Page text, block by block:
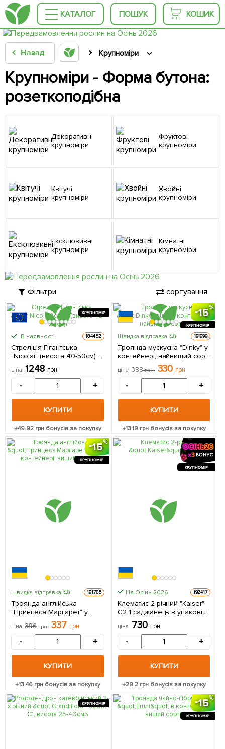
КАТАЛОГ ПОШУК КОШИК
Назад Крупноміри
Крупноміри - Форма бутона:
розеткоподібна
Декоративні
крупноміри
Фруктові
крупноміри
Квітучі
крупноміри
Хвойні
крупноміри
Ексклюзивні
крупноміри
Кімнатні
крупноміри
Фільтри сортування
КРУПНОМІР
В наявності. 184452
Стреліція Гігантська
"Nicolai" (висота 40-50см) 1
саджанець в упаковці
(кімнатний)
ціна 1248 грн
- +
КУПИТИ
+49.92грн бонусів за покупку
15
КРУПНОМІР
Швидка відправка 191999
Троянда мускусна "Dinky" у
контейнері, найвищий сорт
1 саджанець в упаковці
ціна 388грн 330 грн
- +
КУПИТИ
+13.19 грн бонусів за покупку
15
КРУПНОМІР
Швидка відправка 191765
Троянда англійська
"Принцеса Маргарет" у
контейнері, вищий сорт 1
саджанець в упаковці
ціна 396грн 337 грн
- +
КУПИТИ
+13.46грн бонусів за покупку
КРУПНОМІР
На Осінь-2026 192417
Клематис 2-річний "Kaiser"
С2 1 саджанець в упаковці
ціна 730 грн
- +
КУПИТИ
+29.2 грн бонусів за покупку
КРУПНОМІР 15
КРУПНОМІР